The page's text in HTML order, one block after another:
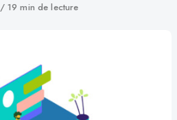
19 min de lecture